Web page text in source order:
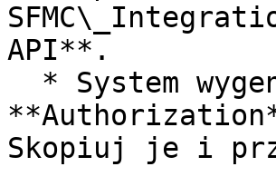
API**.
Skopiuj je i